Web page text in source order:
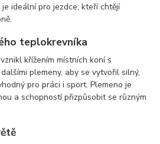
ideální pro jezdce, kteří chtějí
teplokrevníka
vznikl křížením místních koní s
plemeny, aby se vytvořil silný,
pro práci i sport. Plemeno je
a schopností přizpůsobit se různým